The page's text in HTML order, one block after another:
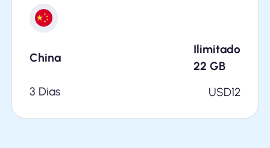
China
Ilimitado
22 GB
3 Dias
USD12